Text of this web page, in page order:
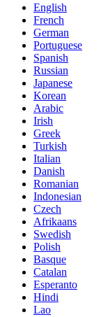
English
French
German
Portuguese
Spanish
Russian
Japanese
Korean
Arabic
Irish
Greek
Turkish
Italian
Danish
Romanian
Indonesian
Czech
Afrikaans
Swedish
Polish
Basque
Catalan
Esperanto
Hindi
Lao